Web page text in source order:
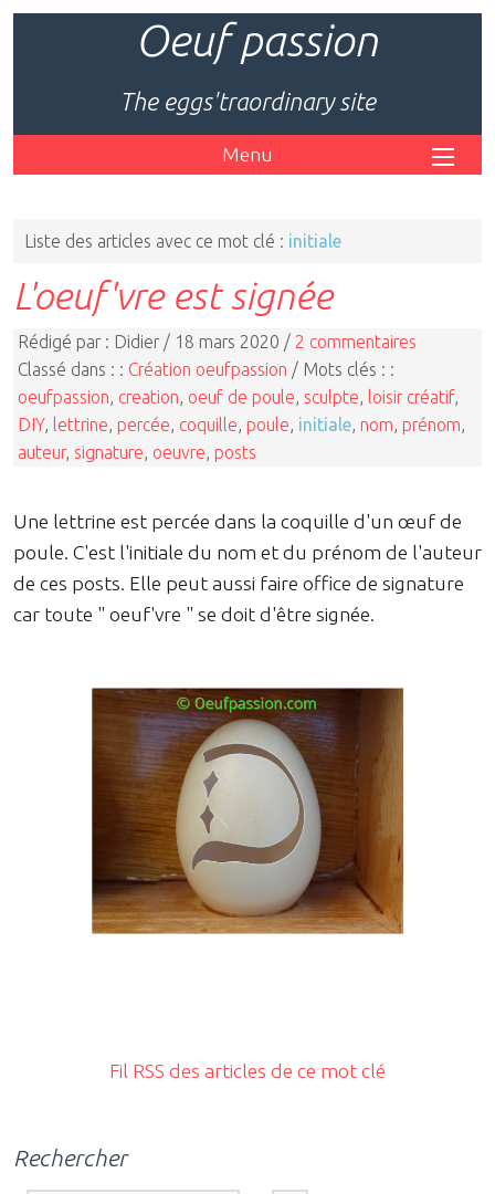
Oeuf passion
The eggs'traordinary site
Menu
Liste des articles avec ce mot clé : initiale
L'oeuf'vre est signée
Rédigé par : Didier / 18 mars 2020 / 2 commentaires
Classé dans : : Création oeufpassion / Mots clés : :
oeufpassion creation oeuf de poule sculpte loisir créatif,
DIY, lettrine percée coquille poule initiale nom prénom
auteur, signature oeuvre posts
Une lettrine est percée dans la coquille d'un œuf de
poule. C'est l'initiale du nom et du prénom de l'auteur
de ces posts. Elle peut aussi faire office de signature
car toute " oeuf'vre " se doit d'être signée.
Fil RSS des articles de ce mot clé
Rechercher